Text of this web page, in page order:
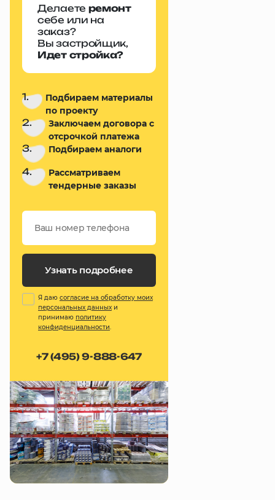
Делаете ремонт
себе или на
заказ?
Вы застройщик,
Идет стройка?
1.
Подбираем материалы
по проекту
2.
Заключаем договора с
отсрочкой платежа
3. Подбираем аналоги
4.
Рассматриваем
тендерные заказы
Узнать подробнее
Я даю согласие на обработку моих
персональных данных и
принимаю политику
конфиденциальности.
+7 (495) 9-888-647